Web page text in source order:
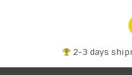
2-3 days